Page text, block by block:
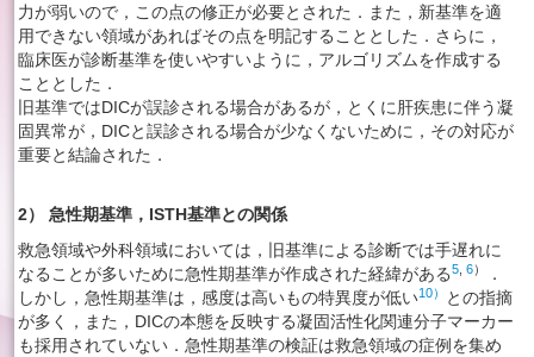
力が弱いので，この点の修正が必要とされた．また，新基準を適
用できない領域があればその点を明記することとした．さらに，
臨床医が診断基準を使いやすいように，アルゴリズムを作成する
こととした．
旧基準ではDICが誤診される場合があるが，とくに肝疾患に伴う凝
固異常が，DICと誤診される場合が少なくないために，その対応が
重要と結論された．
2） 急性期基準，ISTH基準との関係
救急領域や外科領域においては，旧基準による診断では手遅れに
なることが多いために急性期基準が作成された経緯がある5 6）
．
しかし，急性期基準は，感度は高いもの特異度が低い10）
との指摘
が多く，また，DICの本態を反映する凝固活性化関連分子マーカー
も採用されていない．急性期基準の検証は救急領域の症例を集め